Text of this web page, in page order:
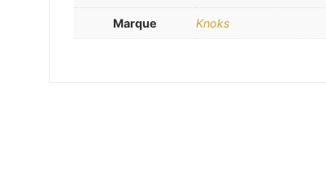
Marque Knoks